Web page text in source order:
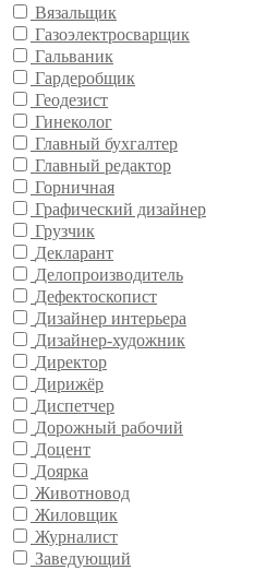
Вязальщик
Газоэлектросварщик
Гальваник
Гардеробщик
Геодезист
Гинеколог
Главный бухгалтер
Главный редактор
Горничная
Графический дизайнер
Грузчик
Декларант
Делопроизводитель
Дефектоскопист
Дизайнер интерьера
Дизайнер-художник
Директор
Дирижёр
Диспетчер
Дорожный рабочий
Доцент
Доярка
Животновод
Жиловщик
Журналист
Заведующий